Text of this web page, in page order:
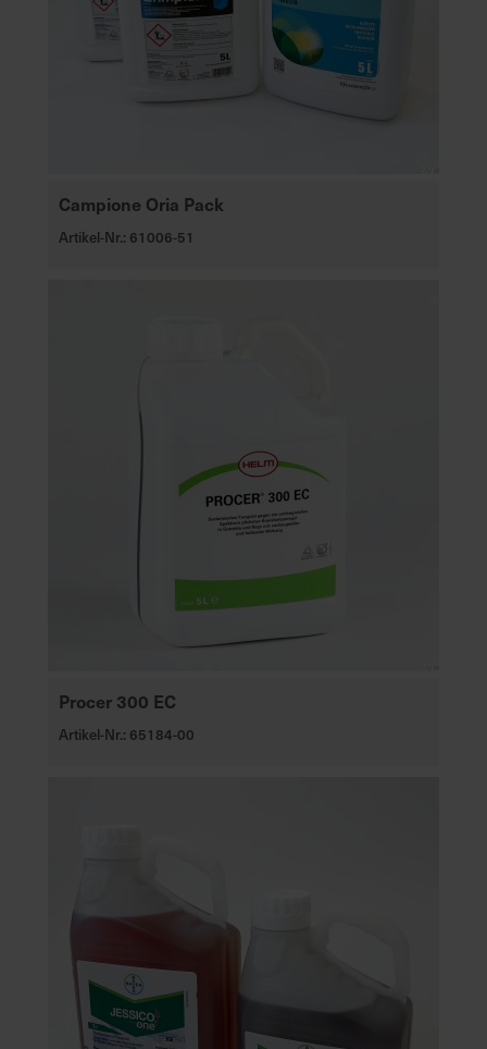
Campione Oria Pack
Artikel-Nr.: 61006-51
Procer 300 EC
Artikel-Nr.: 65184-00